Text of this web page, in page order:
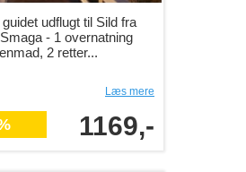
udflugt til Sild fra
- 1 overnatning
2 retter...
Læs mere
1169,-